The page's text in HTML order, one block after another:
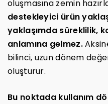
oluşmasına zemin
destekleyici ürün
yaklaşımda süreklilik,
anlamına gelmez.
bilinci, uzun dönem
oluşturur.
Bu noktada kullanım